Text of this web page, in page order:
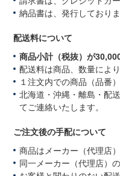
納品書は、発行しており
配送料について
商品小計（税抜）が
配送料は商品、数量によ
１注文内での商品（品番
北海道・沖縄・離島・配
てご連絡いたします。
ご注文後の手配について
商品はメーカー（代理店
同一メーカー（代理店）